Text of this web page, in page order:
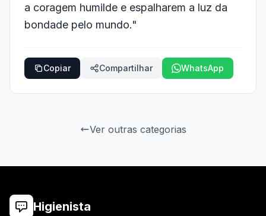
a coragem humilde e espalharem a luz da
bondade pelo mundo."
Copiar Compartilhar WhatsApp
Ver outras categorias
Higienista